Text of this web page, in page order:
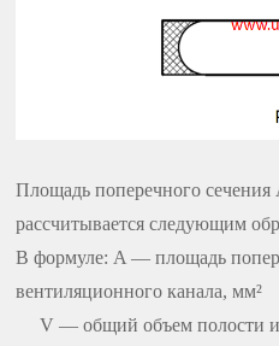
Площадь поперечного сечения
рассчитывается следующим
В формуле: A — площадь
вентиляционного канала, мм²
V — общий объем полости и